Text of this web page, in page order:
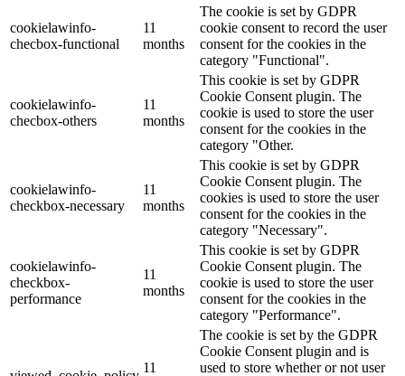
cookielawinfo-
checbox-functional
11
months
The cookie is set by GDPR
cookie consent to record the user
consent for the cookies in the
category "Functional".
cookielawinfo-
checbox-others
11
months
This cookie is set by GDPR
Cookie Consent plugin. The
cookie is used to store the user
consent for the cookies in the
category "Other.
cookielawinfo-
checkbox-necessary
11
months
This cookie is set by GDPR
Cookie Consent plugin. The
cookies is used to store the user
consent for the cookies in the
category "Necessary".
cookielawinfo-
checkbox-
performance
11
months
This cookie is set by GDPR
Cookie Consent plugin. The
cookie is used to store the user
consent for the cookies in the
category "Performance".
11
The cookie is set by the GDPR
Cookie Consent plugin and is
used to store whether or not user